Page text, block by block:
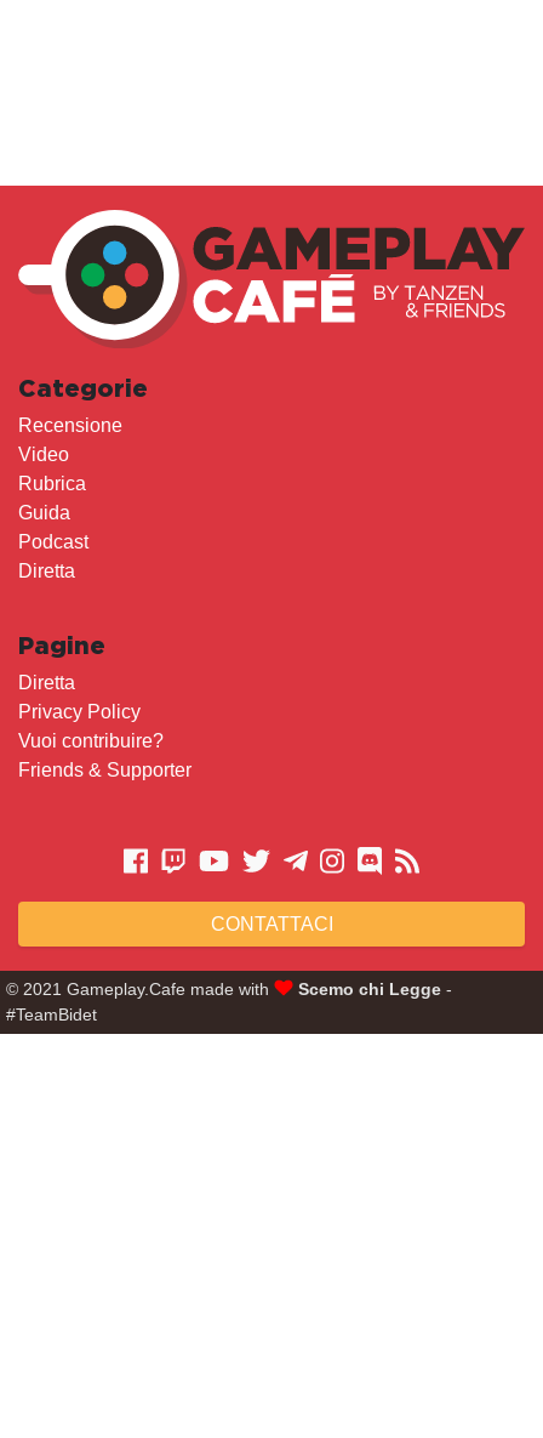
Categorie
Recensione
Video
Rubrica
Guida
Podcast
Diretta
Pagine
Diretta
Privacy Policy
Vuoi contribuire?
Friends & Supporter
CONTATTACI
© 2021 Gameplay.Cafe made with Scemo chi Legge-
#TeamBidet